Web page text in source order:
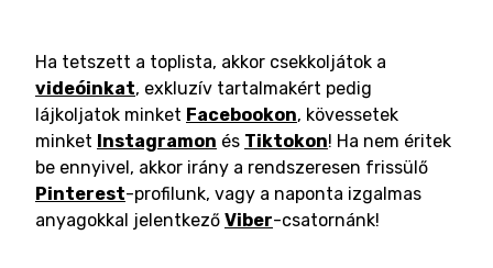
Ha tetszett a toplista, akkor csekkoljátok a
videóinkat, exkluzív tartalmakért pedig
lájkoljatok minket Facebookon, kövessetek
minket Instagramon és Tiktokon! Ha nem éritek
be ennyivel, akkor irány a rendszeresen frissülő
Pinterest-profilunk, vagy a naponta izgalmas
anyagokkal jelentkező Viber-csatornánk!